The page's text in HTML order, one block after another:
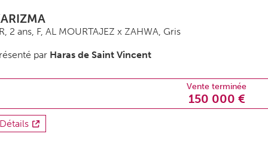
2 ans, F, AL MOURTAJEZ x ZAHWA, Gris
par Haras de Saint Vincent
Vente terminée
150 000 €
Détails